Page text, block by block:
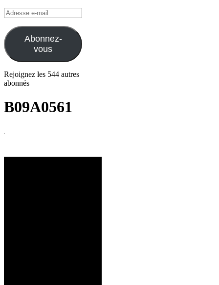
Adresse
e-
mail
Abonnez-
vous
Rejoignez les 544 autres
abonnés
B09A0561